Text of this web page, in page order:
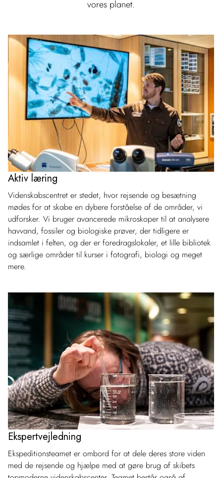
vores planet.
Aktiv læring
Videnskabscentret er stedet, hvor rejsende og besætning
mødes for at skabe en dybere forståelse af de områder, vi
udforsker. Vi bruger avancerede mikroskoper til at analysere
havvand, fossiler og biologiske prøver, der tidligere er
indsamlet i felten, og der er foredragslokaler, et lille bibliotek
og særlige områder til kurser i fotografi, biologi og meget
mere.
Ekspertvejledning
Ekspeditionsteamet er ombord for at dele deres store viden
med de rejsende og hjælpe med at gøre brug af skibets